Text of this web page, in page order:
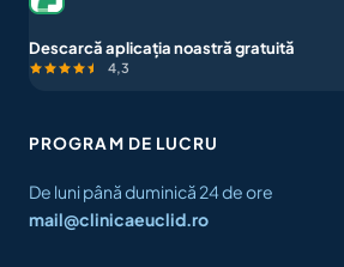
Descarcă aplicația noastră gratuită
4,3
PROGRAM DE LUCRU
De luni până duminică 24 de ore
mail@clinicaeuclid.ro